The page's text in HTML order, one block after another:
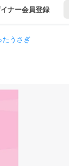
ナー会員登録
たうさぎ